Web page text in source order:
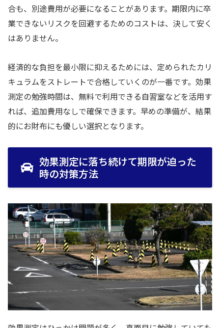
合も、別途費用が必要になることがあります。期限内に卒
業できないリスクを回避するためのコストは、決して安く
はありません。
経済的な負担を最小限に抑えるためには、定められたカリ
キュラムをストレートで合格していくのが一番です。効果
測定の勉強時間は、無料で利用できる自習室などを活用す
れば、追加費用なしで確保できます。早めの準備が、結果
的にお財布にも優しい選択となります。
効果測定に落ち続けて期限が迫った
時の対策方法